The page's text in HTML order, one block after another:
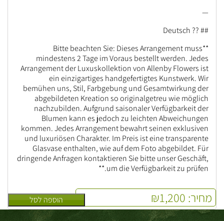
—
## ?? Deutsch
**Bitte beachten Sie: Dieses Arrangement muss
mindestens 2 Tage im Voraus bestellt werden. Jedes
Arrangement der Luxuskollektion von Allenby Flowers ist
ein einzigartiges handgefertigtes Kunstwerk. Wir
bemühen uns, Stil, Farbgebung und Gesamtwirkung der
abgebildeten Kreation so originalgetreu wie möglich
nachzubilden. Aufgrund saisonaler Verfügbarkeit der
Blumen kann es jedoch zu leichten Abweichungen
kommen. Jedes Arrangement bewahrt seinen exklusiven
und luxuriösen Charakter. Im Preis ist eine transparente
Glasvase enthalten, wie auf dem Foto abgebildet. Für
dringende Anfragen kontaktieren Sie bitte unser Geschäft,
um die Verfügbarkeit zu prüfen.**
מחיר: ₪1,200 הוספה לסל